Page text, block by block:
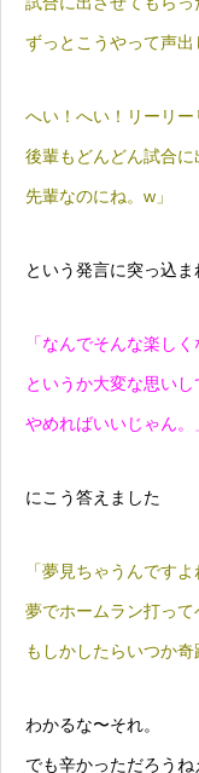
ずっとこうやって声
へい！へい！リーリー
後輩もどんどん試合に
先輩なのにね。w」
という発言に突っ込ま
「なんでそんな楽し
というか大変な思い
やめればいいじゃん。
にこう答えました
「夢見ちゃうんですよ
夢でホームラン打って
もしかしたらいつか奇
わかるな〜それ。
でも辛かっただろうね